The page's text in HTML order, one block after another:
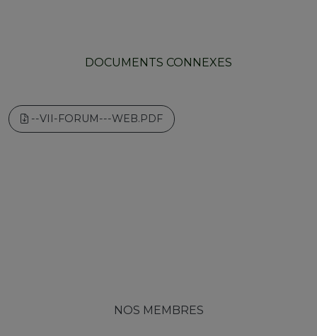
DOCUMENTS CONNEXES
--VII-FORUM---WEB.PDF
NOS MEMBRES